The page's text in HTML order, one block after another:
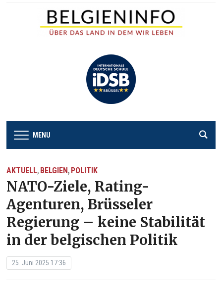
MENU
AKTUELL, BELGIEN, POLITIK
NATO-Ziele, Rating-
Agenturen, Brüsseler
Regierung – keine Stabilität
in der belgischen Politik
25. Juni 2025 17:36